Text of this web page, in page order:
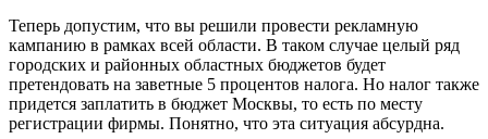
Теперь допустим, что вы решили провести рекламную
кампанию в рамках всей области. В таком случае целый ряд
городских и районных областных бюджетов будет
претендовать на заветные 5 процентов налога. Но налог также
придется заплатить в бюджет Москвы, то есть по месту
регистрации фирмы. Понятно, что эта ситуация абсурдна.